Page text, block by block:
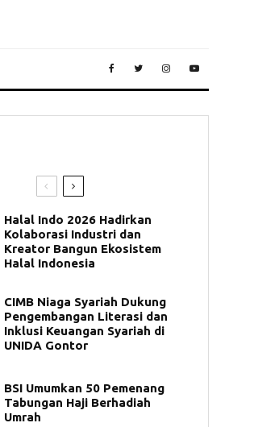
Halal Indo 2026 Hadirkan
Kolaborasi Industri dan
Kreator Bangun Ekosistem
Halal Indonesia
CIMB Niaga Syariah Dukung
Pengembangan Literasi dan
Inklusi Keuangan Syariah di
UNIDA Gontor
BSI Umumkan 50 Pemenang
Tabungan Haji Berhadiah
Umrah